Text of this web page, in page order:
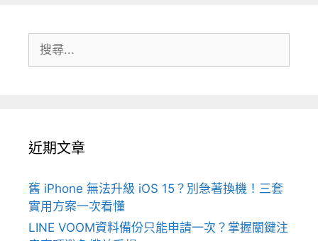
尋:
近期文章
舊 iPhone 無法升級 iOS 15？別急著換機！三套
實用方案一次看懂
LINE VOOM資料備份只能申請一次？掌握關鍵注